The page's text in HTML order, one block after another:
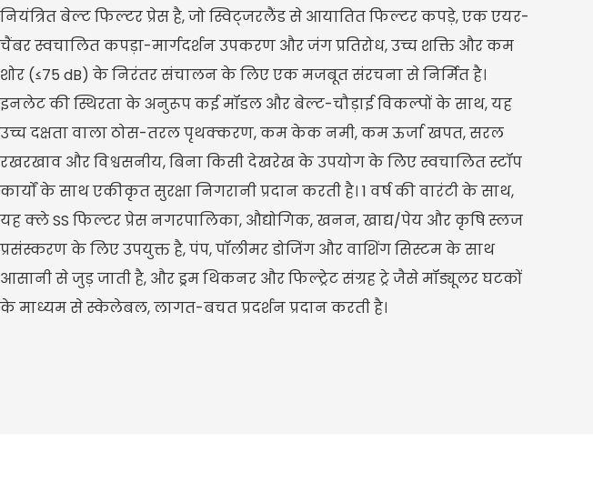
नियंत्रित बेल्ट फिल्टर प्रेस है, जो स्विट्जरलैंड से आयातित फिल्टर कपड़े, एक एयर-
चैंबर स्वचालित कपड़ा-मार्गदर्शन उपकरण और जंग प्रतिरोध, उच्च शक्ति और कम
शोर (≤75 dB) के निरंतर संचालन के लिए एक मजबूत संरचना से निर्मित है।
इनलेट की स्थिरता के अनुरूप कई मॉडल और बेल्ट-चौड़ाई विकल्पों के साथ, यह
उच्च दक्षता वाला ठोस-तरल पृथक्करण, कम केक नमी, कम ऊर्जा खपत, सरल
रखरखाव और विश्वसनीय, बिना किसी देखरेख के उपयोग के लिए स्वचालित स्टॉप
कार्यों के साथ एकीकृत सुरक्षा निगरानी प्रदान करती है। 1 वर्ष की वारंटी के साथ,
यह क्ले SS फिल्टर प्रेस नगरपालिका, औद्योगिक, खनन, खाद्य/पेय और कृषि स्लज
प्रसंस्करण के लिए उपयुक्त है, पंप, पॉलीमर डोजिंग और वाशिंग सिस्टम के साथ
आसानी से जुड़ जाती है, और ड्रम थिकनर और फिल्ट्रेट संग्रह ट्रे जैसे मॉड्यूलर घटकों
के माध्यम से स्केलेबल, लागत-बचत प्रदर्शन प्रदान करती है।